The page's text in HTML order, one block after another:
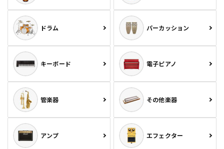
ドラム パーカッション
キーボード 電子ピアノ
管楽器 その他楽器
アンプ エフェクター